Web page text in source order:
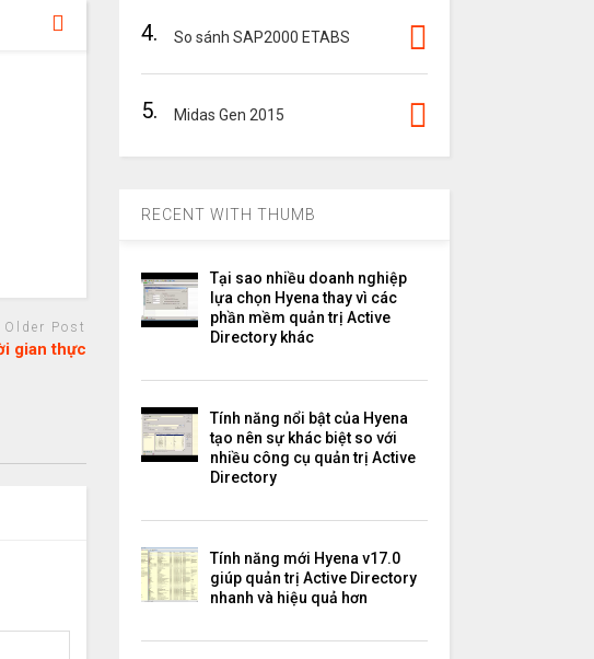
Older Post
gian thực
4. So sánh SAP2000 ETABS
5. Midas Gen 2015
RECENT WITH THUMB
Tại sao nhiều doanh nghiệp
lựa chọn Hyena thay vì các
phần mềm quản trị Active
Directory khác
Tính năng nổi bật của Hyena
tạo nên sự khác biệt so với
nhiều công cụ quản trị Active
Directory
Tính năng mới Hyena v17.0
giúp quản trị Active Directory
nhanh và hiệu quả hơn